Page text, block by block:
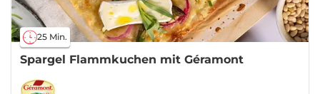
25 Min.
Spargel Flammkuchen mit Géramont